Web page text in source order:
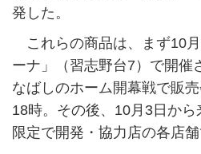
発した。
これらの商品は、まず10
ーナ」（習志野台7）で開催
なばしのホーム開幕戦で販
18時。その後、10月3日か
限定で開発・協力店の各店舗